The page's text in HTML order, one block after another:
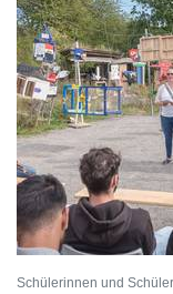
Schülerinnen und